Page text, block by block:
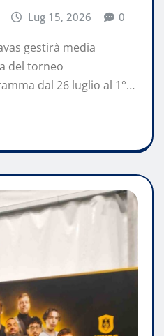
Lug 15, 2026 0
gestirà media
del torneo
dal 26 luglio al 1°…